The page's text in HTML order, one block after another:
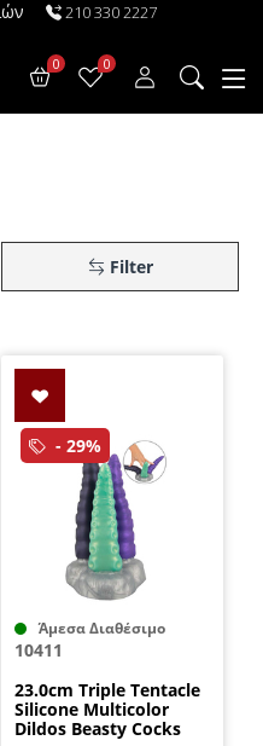
210 330 2227
0 0
Filter
- 29%
Άμεσα Διαθέσιμο
10411
23.0cm Triple Tentacle
Silicone Multicolor
Dildos Beasty Cocks